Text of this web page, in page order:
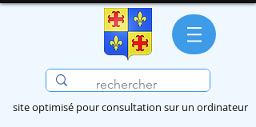
site optimisé pour consultation sur un ordinateur